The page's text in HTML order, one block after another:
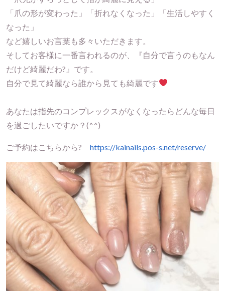
「爪の形が変わった」「折れなくなった」「生活しやすく
なった」
など嬉しいお言葉も多々いただきます。
そしてお客様に一番言われるのが、『自分で言うのもなん
だけど綺麗だわ?』です。
自分で見て綺麗なら誰から見ても綺麗です
あなたは指先のコンプレックスがなくなったらどんな毎日
を過ごしたいですか？(^^)
ご予約はこちらから? https://kainails.pos-s.net/reserve/